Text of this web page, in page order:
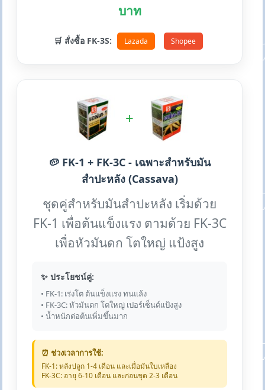
บาท
🛒 สั่งซื้อ FK-3S: Lazada Shopee
+
🥔 FK-1 + FK-3C - เฉพาะสำหรับมัน
สำปะหลัง (Cassava)
ชุดคู่สำหรับมันสำปะหลัง เริ่มด้วย
FK-1 เพื่อต้นแข็งแรง ตามด้วย FK-3C
เพื่อหัวมันดก โตใหญ่ แป้งสูง
✨ ประโยชน์คู่:
• FK-1: เร่งโต ต้นแข็งแรง ทนแล้ง
• FK-3C: หัวมันดก โตใหญ่ เปอร์เซ็นต์แป้งสูง
• น้ำหนักต่อต้นเพิ่มขึ้นมาก
⏰ ช่วงเวลาการใช้:
FK-1: หลังปลูก 1-4 เดือน และเมื่อมันใบเหลือง
FK-3C: อายุ 6-10 เดือน และก่อนขุด 2-3 เดือน